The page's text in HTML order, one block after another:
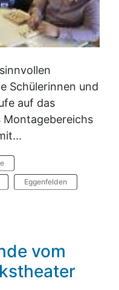
Schülerinnen und
auf das
Montagebereichs
Eggenfelden
vom